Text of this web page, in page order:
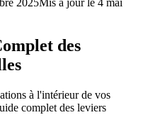
2025Mis à jour le 4 mai
des
à l'intérieur de vos
complet des leviers